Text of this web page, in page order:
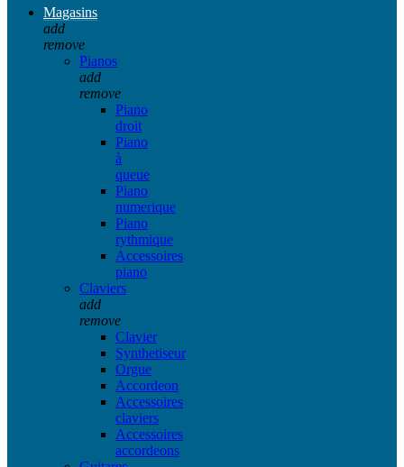
Magasins
add
remove
Pianos
add
remove
Piano
droit
Piano
à
queue
Piano
numerique
Piano
rythmique
Accessoires
piano
Claviers
add
remove
Clavier
Synthetiseur
Orgue
Accordeon
Accessoires
claviers
Accessoires
accordeons